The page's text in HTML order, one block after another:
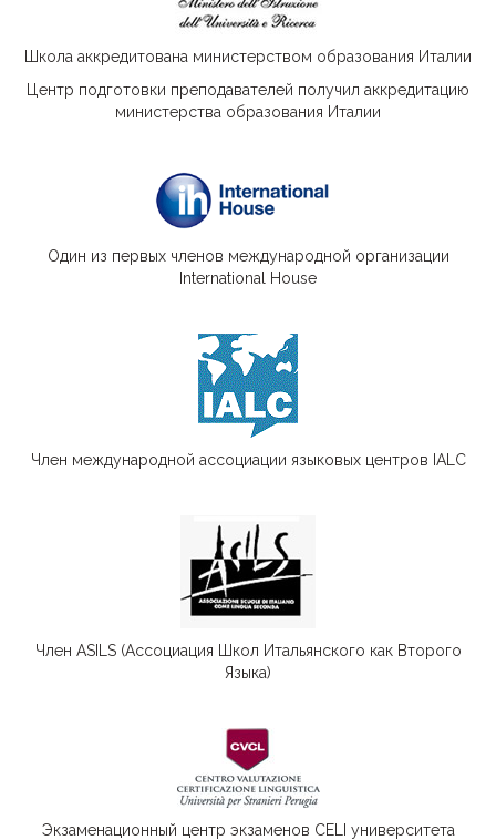
Школа аккредитована министерством образования Италии
Центр подготовки преподавателей получил аккредитацию
министерства образования Италии
Один из первых членов международной организации
International House
Член международной ассоциации языковых центров IALC
Член ASILS (Ассоциация Школ Итальянского как Второго
Языка)
Экзаменационный центр экзаменов CELI университета